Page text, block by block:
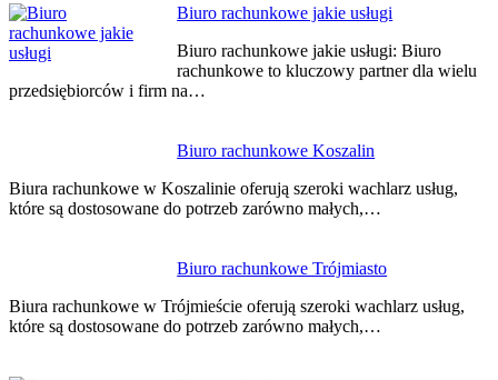
Biuro rachunkowe jakie usługi
Biuro rachunkowe jakie usługi: Biuro
rachunkowe to kluczowy partner dla wielu
przedsiębiorców i firm na…
Biuro rachunkowe Koszalin
Biura rachunkowe w Koszalinie oferują szeroki wachlarz usług,
które są dostosowane do potrzeb zarówno małych,…
Biuro rachunkowe Trójmiasto
Biura rachunkowe w Trójmieście oferują szeroki wachlarz usług,
które są dostosowane do potrzeb zarówno małych,…
Nawigacja
wpisu